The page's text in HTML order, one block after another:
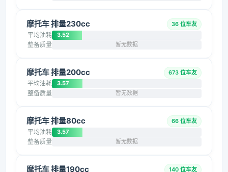
摩托车 排量230cc 36 位车友
平均油耗 3.52
整备质量 暂无数据
摩托车 排量200cc 673 位车友
平均油耗 3.57
整备质量 暂无数据
摩托车 排量80cc 66 位车友
平均油耗 3.57
整备质量 暂无数据
摩托车 排量190cc 140 位车友